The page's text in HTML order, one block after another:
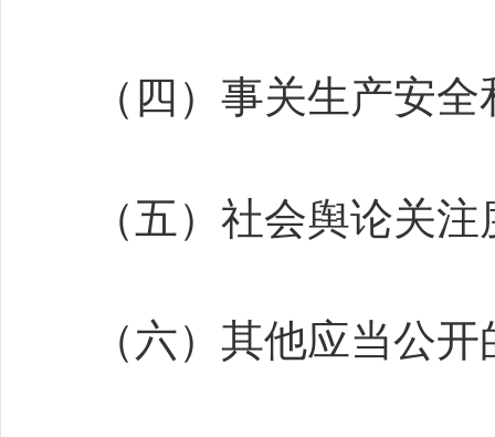
（四）事关生产安
（五）社会舆论关
（六）其他应当公